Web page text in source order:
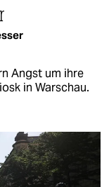
Angst um ihre
in Warschau.